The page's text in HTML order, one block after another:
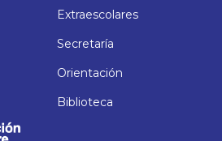
Extraescolares
Secretaría
Orientación
Biblioteca